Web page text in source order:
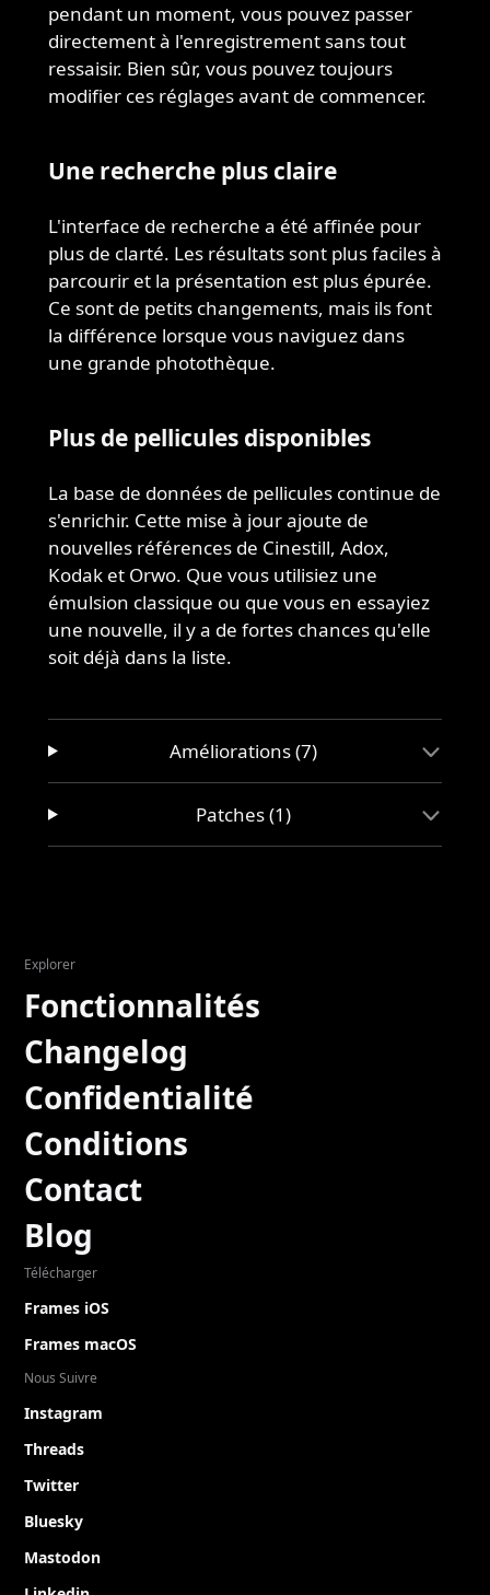
pendant un moment, vous pouvez passer
directement à l'enregistrement sans tout
ressaisir. Bien sûr, vous pouvez toujours
modifier ces réglages avant de commencer.
Une recherche plus claire
L'interface de recherche a été affinée pour
plus de clarté. Les résultats sont plus faciles à
parcourir et la présentation est plus épurée.
Ce sont de petits changements, mais ils font
la différence lorsque vous naviguez dans
une grande photothèque.
Plus de pellicules disponibles
La base de données de pellicules continue de
s'enrichir. Cette mise à jour ajoute de
nouvelles références de Cinestill, Adox,
Kodak et Orwo. Que vous utilisiez une
émulsion classique ou que vous en essayiez
une nouvelle, il y a de fortes chances qu'elle
soit déjà dans la liste.
Améliorations (7)
Patches (1)
Explorer
Fonctionnalités
Changelog
Confidentialité
Conditions
Contact
Blog
Télécharger
Frames iOS
Frames macOS
Nous Suivre
Instagram
Threads
Twitter
Bluesky
Mastodon